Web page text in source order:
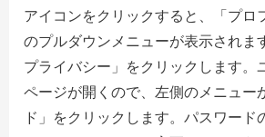
アイコンをクリックすると、「プロ
のプルダウンメニューが表示されま
プライバシー」をクリックします。
ページが開くので、左側のメニュー
ド」をクリックします。パスワード